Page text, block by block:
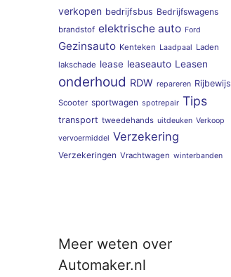
verkopen bedrijfsbus Bedrijfswagens
brandstof elektrische auto Ford
Gezinsauto Kenteken Laadpaal Laden
lakschade lease leaseauto Leasen
onderhoud RDW repareren Rijbewijs
Scooter sportwagen spotrepair Tips
transport tweedehands uitdeuken Verkoop
vervoermiddel Verzekering
Verzekeringen Vrachtwagen winterbanden
Meer weten over
Automaker.nl